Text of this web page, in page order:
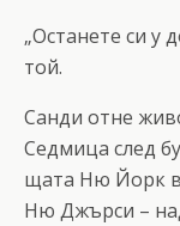
„Останете си у
той.
Санди отне
Седмица след
щата Ню Йорк
Ню Джърси –